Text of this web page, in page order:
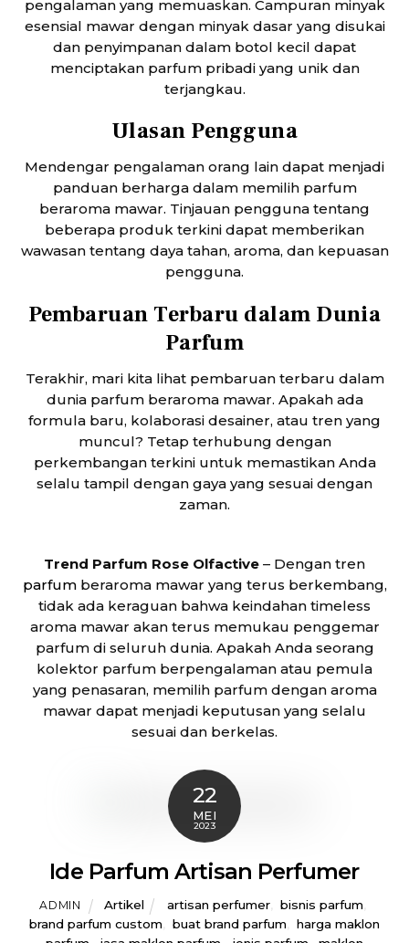
pengalaman yang memuaskan. Campuran minyak
esensial mawar dengan minyak dasar yang disukai
dan penyimpanan dalam botol kecil dapat
menciptakan parfum pribadi yang unik dan
terjangkau.
Ulasan Pengguna
Mendengar pengalaman orang lain dapat menjadi
panduan berharga dalam memilih parfum
beraroma mawar. Tinjauan pengguna tentang
beberapa produk terkini dapat memberikan
wawasan tentang daya tahan, aroma, dan kepuasan
pengguna.
Pembaruan Terbaru dalam Dunia
Parfum
Terakhir, mari kita lihat pembaruan terbaru dalam
dunia parfum beraroma mawar. Apakah ada
formula baru, kolaborasi desainer, atau tren yang
muncul? Tetap terhubung dengan
perkembangan terkini untuk memastikan Anda
selalu tampil dengan gaya yang sesuai dengan
zaman.
Trend Parfum Rose Olfactive – Dengan tren
parfumberaroma mawar yang terus berkembang,
tidak ada keraguan bahwa keindahan timeless
aroma mawar akan terus memukau penggemar
parfum di seluruh dunia. Apakah Anda seorang
kolektor parfum berpengalaman atau pemula
yang penasaran, memilih parfum dengan aroma
mawar dapat menjadi keputusan yang selalu
sesuai dan berkelas.
22
MEI
2023
Ide Parfum Artisan Perfumer
ADMIN Artikel artisan perfumer, bisnis parfum
brand parfum custom
buat brand parfum
harga maklon